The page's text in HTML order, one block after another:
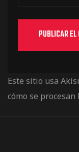
Este sitio usa
cómo se